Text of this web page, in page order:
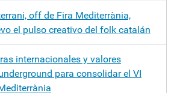
off de Fira Mediterrània,
el pulso creativo del folk catalán
internacionales y valores
para consolidar el VI